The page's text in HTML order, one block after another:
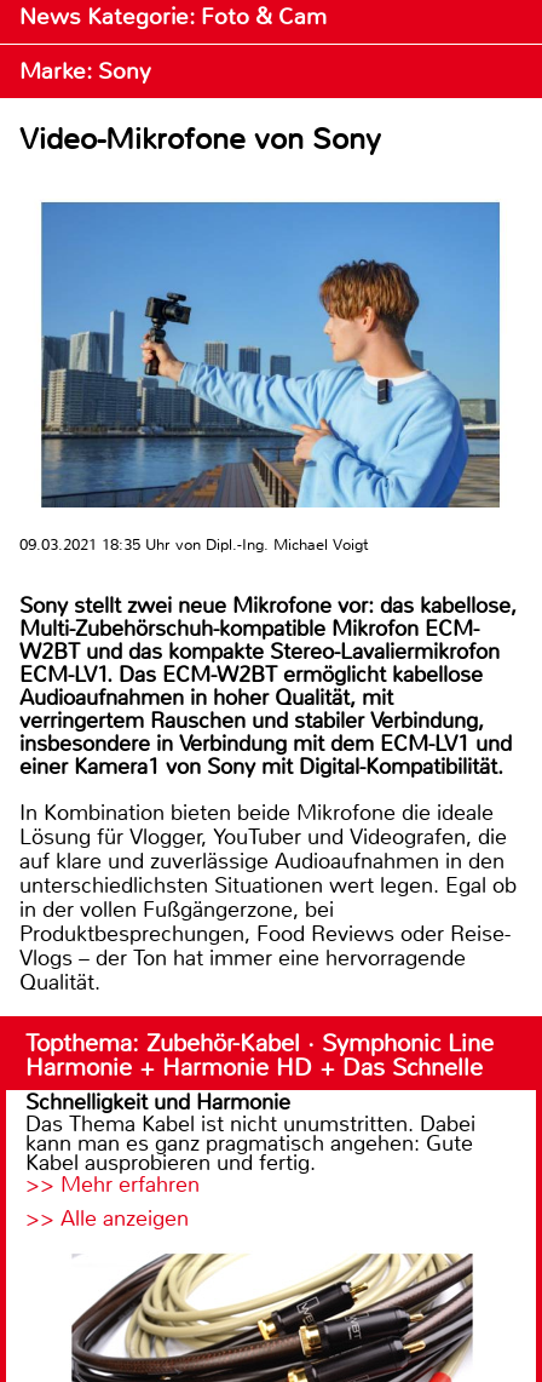
News Kategorie: Foto & Cam
Marke: Sony
Video-Mikrofone von Sony
09.03.2021 18:35 Uhr von Dipl.-Ing. Michael Voigt
Sony stellt zwei neue Mikrofone vor: das kabellose,
Multi-Zubehörschuh-kompatible Mikrofon ECM-
W2BT und das kompakte Stereo-Lavaliermikrofon
ECM-LV1. Das ECM-W2BT ermöglicht kabellose
Audioaufnahmen in hoher Qualität, mit
verringertem Rauschen und stabiler Verbindung,
insbesondere in Verbindung mit dem ECM-LV1 und
einer Kamera1 von Sony mit Digital-Kompatibilität.
In Kombination bieten beide Mikrofone die ideale
Lösung für Vlogger, YouTuber und Videografen, die
auf klare und zuverlässige Audioaufnahmen in den
unterschiedlichsten Situationen wert legen. Egal ob
in der vollen Fußgängerzone, bei
Produktbesprechungen, Food Reviews oder Reise-
Vlogs – der Ton hat immer eine hervorragende
Qualität.
Topthema: Zubehör-Kabel · Symphonic Line
Harmonie + Harmonie HD + Das Schnelle
Schnelligkeit und Harmonie
Das Thema Kabel ist nicht unumstritten. Dabei
kann man es ganz pragmatisch angehen: Gute
Kabel ausprobieren und fertig.
>> Mehr erfahren
>> Alle anzeigen